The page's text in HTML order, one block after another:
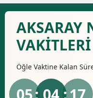
AKSARAY
VAKİTLERİ
Öğle Vaktine Kalan